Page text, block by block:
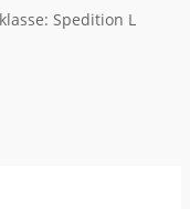
Spedition L